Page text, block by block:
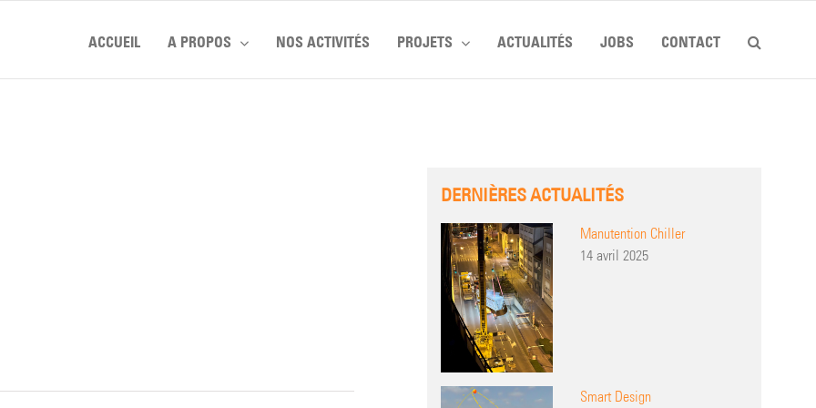
ACCUEIL A PROPOS NOS ACTIVITÉS PROJETS ACTUALITÉS JOBS CONTACT
DERNIÈRES ACTUALITÉS
Manutention Chiller
14 avril 2025
Smart Design